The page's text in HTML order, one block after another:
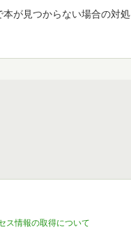
が見つからない場合の対処
ス情報の取得について